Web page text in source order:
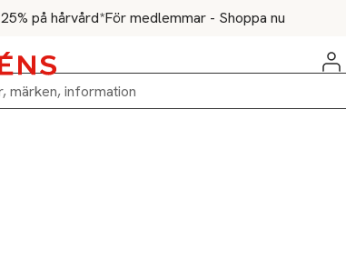
25% på hårvård*För medlemmar - Shoppa nu